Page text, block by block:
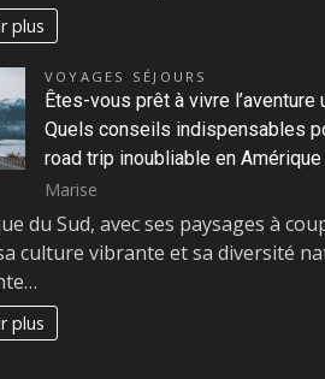
plus
VOYAGES SÉJOURS
Êtes-vous prêt à vivre l’aventure
Quels conseils indispensables
road trip inoubliable en Amérique
Marise
du Sud, avec ses paysages à
culture vibrante et sa diversité
plus